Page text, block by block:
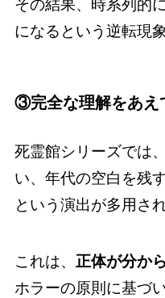
その結果、時系列的
になるという逆転現
③完全な理解をあえ
死霊館シリーズでは
い、年代の空白を残
という演出が多用さ
これは、 正体が分か
ホラーの原則に基づ